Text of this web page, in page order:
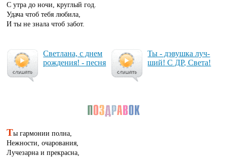
С утра до ночи, круглый год.
Удача чтоб тебя любила,
И ты не знала чтоб забот.
Свет­ла­на, с днем
рож­де­ния! - пес­ня
Ты - дэ­вуш­ка луч­
ший! С ДР, Све­та!
Ты гармонии полна,
Нежности, очарования,
Лучезарна и прекрасна,